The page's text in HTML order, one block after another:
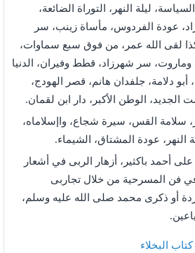
مسرح السياسة، ليلة النهر، التوراة الضائعة،
عودة الفردوس، مأساة زينب، سر
هكذا لقى الله عمر، من فوق سبع سماوات،
وماروت، سر شهرزاد، قطط وفيران، الدنيا
دلامة، جلفدان هانم، قصر الهودج،
الجديد، الوطن الأكبر، دار ابن لقمان.
سلامة القس، سيرة شجاع، واإسلاماه،
النهر، عودة المشتاق، الشيماء.
على أحمد باكثير، أزهار الربى في أشعار
فن المسرحية من خلال تجاربى
أو ذكرى محمد صلى الله عليه وسلم،
البخلاء